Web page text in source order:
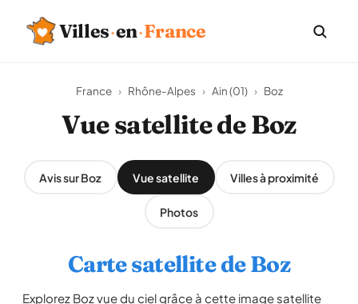
Villes·en·France
France › Rhône-Alpes › Ain (01) › Boz
Vue satellite de Boz
Avis sur Boz Vue satellite Villes à proximité
Photos
Carte satellite de Boz
Explorez Boz vue du ciel grâce à cette image satellite